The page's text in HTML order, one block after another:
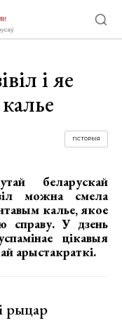
і яе
ГІСТОРЫЯ
беларускай
можна смела
калье, якое
справу. У дзень
цікавыя
арыстакраткі.
рыцар